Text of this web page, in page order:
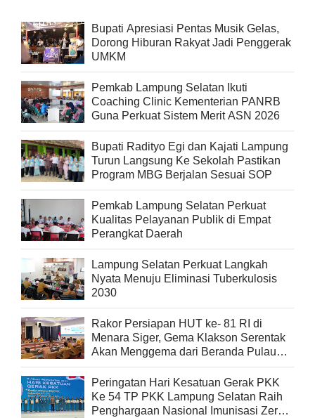
Bupati Apresiasi Pentas Musik Gelas,
Dorong Hiburan Rakyat Jadi Penggerak
UMKM
Pemkab Lampung Selatan Ikuti
Coaching Clinic Kementerian PANRB
Guna Perkuat Sistem Merit ASN 2026
Bupati Radityo Egi dan Kajati Lampung
Turun Langsung Ke Sekolah Pastikan
Program MBG Berjalan Sesuai SOP
Pemkab Lampung Selatan Perkuat
Kualitas Pelayanan Publik di Empat
Perangkat Daerah
Lampung Selatan Perkuat Langkah
Nyata Menuju Eliminasi Tuberkulosis
2030
Rakor Persiapan HUT ke- 81 RI di
Menara Siger, Gema Klakson Serentak
Akan Menggema dari Beranda Pulau
Sumatra
Peringatan Hari Kesatuan Gerak PKK
Ke 54 TP PKK Lampung Selatan Raih
Penghargaan Nasional Imunisasi Zero